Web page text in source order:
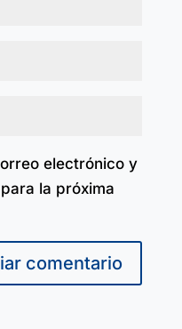
electrónico y
la próxima
comentario